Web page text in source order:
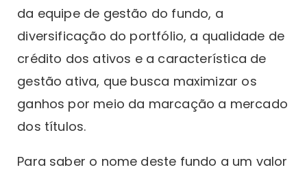
da equipe de gestão do fundo, a
diversificação do portfólio, a qualidade de
crédito dos ativos e a característica de
gestão ativa, que busca maximizar os
ganhos por meio da marcação a mercado
dos títulos.
Para saber o nome deste fundo a um valor